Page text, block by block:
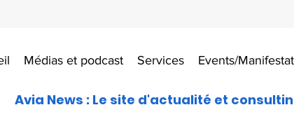
Médias et podcast Services Events/
Avia News : Le site d'actualité et